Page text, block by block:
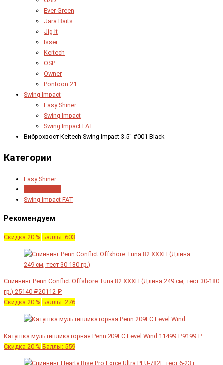
Ever Green
Jara Baits
Jig It
Issei
Keitech
OSP
Owner
Pontoon 21
Swing Impact
Easy Shiner
Swing Impact
Swing Impact FAT
Виброхвост Keitech Swing Impact 3.5" #001 Black
Категории
Easy Shiner
Swing Impact FAT
Рекомендуем
Скидка 20 % Баллы: 603
Спиннинг Penn Conflict Offshore Tuna 82 XXXH (Длина 249 см, тест 30-180
гр.) 25140 ₽20112 ₽
Скидка 20 % Баллы: 276
Катушка мультипликаторная Penn 209LC Level Wind 11499 ₽9199 ₽
Скидка 20 % Баллы: 559